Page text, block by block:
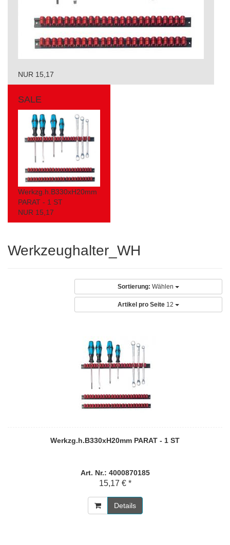
NUR 15,17
SALE
Werkzg.h.B330xH20mm
PARAT - 1 ST
NUR 15,17
Werkzeughalter_WH
Sortierung: Wählen
Artikel pro Seite 12
Werkzg.h.B330xH20mm PARAT - 1 ST
Art. Nr.: 4000870185
15,17 € *
Details